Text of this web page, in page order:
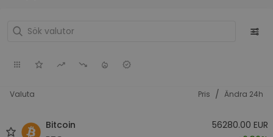
Valuta Pris / Ändra 24h
Bitcoin
56280.00 EUR